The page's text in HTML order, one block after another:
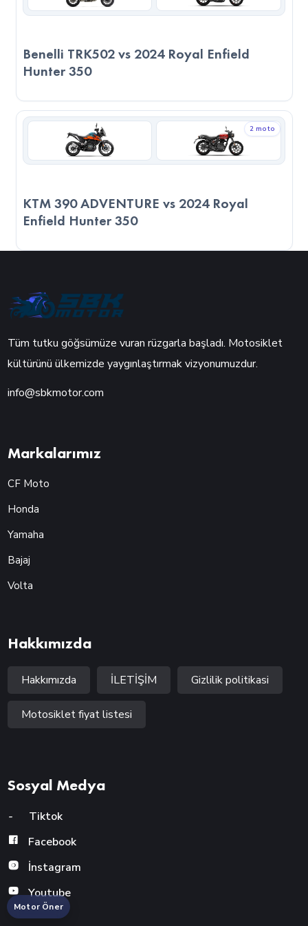
maksimum hızı ile performans odaklı sürücüler için daha güçlü
kullanıcılar için ideal bir tercihtir. 2024 Royal Enfield Hunter
350 ise daha mütevazı teknik değerlere sahip olsa da, şehir
içi sürüşlerde daha dengeli, ekonomik ve kolay bir kullanım
sunabilir. Son kararı verirken, sadece teknik verilere değil,
kullanım amacınıza, sürüş alışkanlıklarınıza ve motosikleti
nerede kullanacağınızı göz önünde bulundurmanız önemlidir.
Benelli TRK502 vs 2024 Royal Enfield
Hunter 350
2 moto
KTM 390 ADVENTURE vs 2024 Royal
Enfield Hunter 350
Tüm tutku göğsümüze vuran rüzgarla başladı. Motosiklet
kültürünü ülkemizde yaygınlaştırmak vizyonumuzdur.
info@sbkmotor.com
Markalarımız
CF Moto
Honda
Yamaha
Bajaj
Volta
Hakkımızda
Hakkımızda İLETİŞİM Gizlilik politikasi
Motosiklet fiyat listesi
Sosyal Medya
-
Tiktok
Facebook
İnstagram
Youtube
Motor Öner